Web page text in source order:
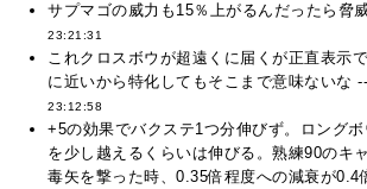
サプマゴの威力も15％上がるんだったら脅
23:21:31
これクロスボウが超遠くに届くが正直表示
に近いから特化してもそこまで意味ないな --
23:12:58
+5の効果でバクステ1つ分伸びず。ロング
を少し越えるくらいは伸びる。熟練90のキ
毒矢を撃った時、0.35倍程度への減衰が0.4